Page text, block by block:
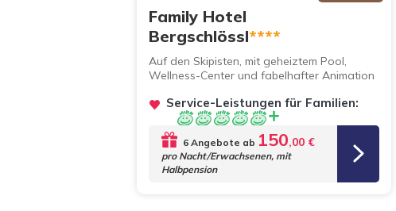
Family Hotel
Bergschlössl****
Auf den Skipisten, mit geheiztem Pool,
Wellness-Center und fabelhafter Animation
Service-Leistungen für Familien:
6 Angebote ab 150,00 €
pro Nacht/Erwachsenen, mit
Halbpension